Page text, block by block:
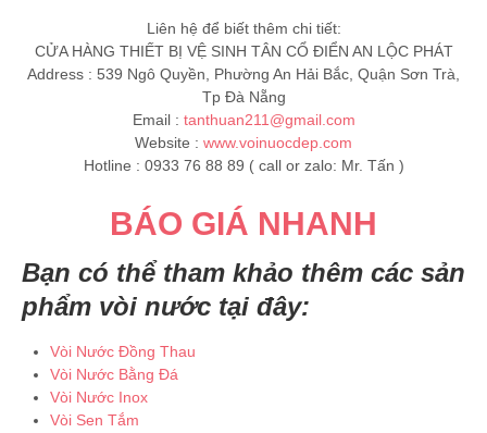
Liên hệ để biết thêm chi tiết:
CỬA HÀNG THIẾT BỊ VỆ SINH TÂN CỔ ĐIỂN AN LỘC PHÁT
Address : 539 Ngô Quyền, Phường An Hải Bắc, Quận Sơn Trà,
Tp Đà Nẵng
Email : tanthuan211@gmail.com
Website : www.voinuocdep.com
Hotline : 0933 76 88 89 ( call or zalo: Mr. Tấn )
BÁO GIÁ NHANH
Bạn có thể tham khảo thêm các sản
phẩm vòi nước tại đây:
Vòi Nước Đồng Thau
Vòi Nước Bằng Đá
Vòi Nước Inox
Vòi Sen Tắm